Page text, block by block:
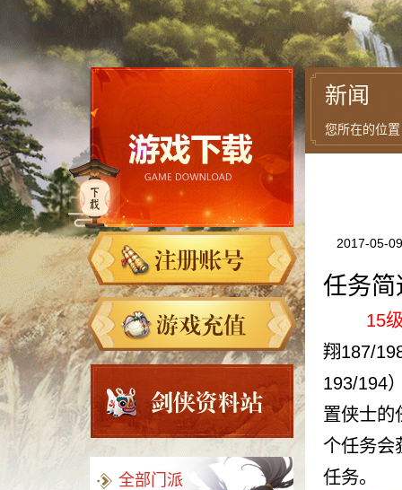
全部门派
新闻
您所在的位
2017-05-
任务简
15
翔187/
193/194
置侠士的
个任务会
任务。